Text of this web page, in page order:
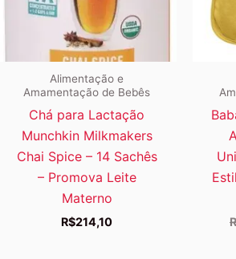
Alimentação e
Amamentação de Bebês
Chá para Lactação
Munchkin Milkmakers
Chai Spice – 14 Sachês
– Promova Leite
Materno
R$214,10